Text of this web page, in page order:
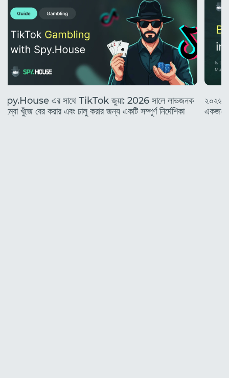
Spy.House এর সাথে TikTok জুয়া: 2026 সালে লাভজনক
কম্বো খুঁজে বের করার এবং চালু করার জন্য একটি সম্পূর্ণ নির্দেশিকা
২০২৬
একজন